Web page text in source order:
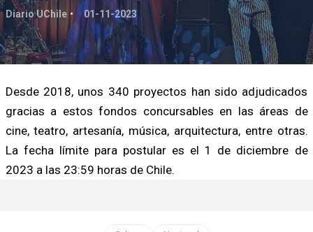
Diario UChile 01-11-2023
Desde 2018, unos 340 proyectos han sido adjudicados
gracias a estos fondos concursables en las áreas de
cine, teatro, artesanía, música, arquitectura, entre otras.
La fecha límite para postular es el 1 de diciembre de
2023 a las 23:59 horas de Chile.